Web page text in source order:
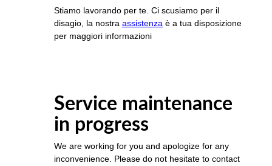
Stiamo lavorando per te. Ci scusiamo per il
disagio, la nostra assistenza è a tua disposizione
per maggiori informazioni
Service maintenance
in progress
We are working for you and apologize for any
inconvenience. Please do not hesitate to contact